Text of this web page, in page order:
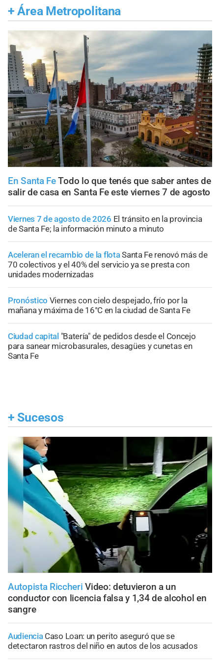
+ Área Metropolitana
En Santa FeTodo lo que tenés que saber antes de
salir de casa en Santa Fe este viernes 7 de agosto
Viernes 7 de agosto de 2026 El tránsito en la provincia
de Santa Fe; la información minuto a minuto
Aceleran el recambio de la flotaSanta Fe renovó más de
70 colectivos y el 40% del servicio ya se presta con
unidades modernizadas
Pronóstico Viernes con cielo despejado, frío por la
mañana y máxima de 16°C en la ciudad de Santa Fe
Ciudad capital "Batería" de pedidos desde el Concejo
para sanear microbasurales, desagües y cunetas en
Santa Fe
+ Sucesos
Autopista Riccheri Video: detuvieron a un
conductor con licencia falsa y 1,34 de alcohol en
sangre
Audiencia Caso Loan: un perito aseguró que se
detectaron rastros del niño en autos de los acusados